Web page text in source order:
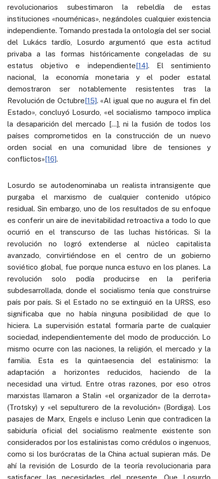
revolucionarios subestimaron la rebeldía de estas
instituciones «nouménicas», negándoles cualquier existencia
independiente. Tomando prestada la ontología del ser social
del Lukács tardío, Losurdo argumentó que esta actitud
privaba a las formas históricamente congeladas de su
estatus objetivo e independiente[14]. El sentimiento
nacional, la economía monetaria y el poder estatal
demostraron ser notablemente resistentes tras la
Revolución de Octubre[15]. «Al igual que no augura el fin del
Estado», concluyó Losurdo, «el socialismo tampoco implica
la desaparición del mercado […], ni la fusión de todos los
países comprometidos en la construcción de un nuevo
orden social en una comunidad libre de tensiones y
conflictos»[16].
Losurdo se autodenominaba un realista intransigente que
purgaba el marxismo de cualquier contenido utópico
residual. Sin embargo, uno de los resultados de su enfoque
es conferir un aire de inevitabilidad retroactiva a todo lo que
ocurrió en el transcurso de las luchas históricas. Si la
revolución no logró extenderse al núcleo capitalista
avanzado, convirtiéndose en el centro de un gobierno
soviético global, fue porque nunca estuvo en los planes. La
revolución solo podía producirse en la periferia
subdesarrollada, donde el socialismo tenía que construirse
país por país. Si el Estado no se extinguió en la URSS, eso
significaba que no había ninguna posibilidad de que lo
hiciera. La supervisión estatal formaría parte de cualquier
sociedad, independientemente del modo de producción. Lo
mismo ocurre con las naciones, la religión, el mercado y la
familia. Esta es la quintaesencia del estalinismo: la
adaptación a horizontes reducidos, haciendo de la
necesidad una virtud. Entre otras razones, por eso otros
marxistas llamaron a Stalin «el organizador de la derrota»
(Trotsky) y «el sepulturero de la revolución» (Bordiga). Los
pasajes de Marx, Engels e incluso Lenin que contradicen la
sabiduría oficial del socialismo realmente existente son
considerados por los estalinistas como crédulos o ingenuos,
como si los burócratas de la China actual supieran más. De
ahí la revisión de Losurdo de la teoría revolucionaria para
satisfacer las necesidades del presente. Que Losurdo